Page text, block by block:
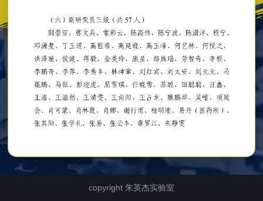
copyright 朱英杰实验室